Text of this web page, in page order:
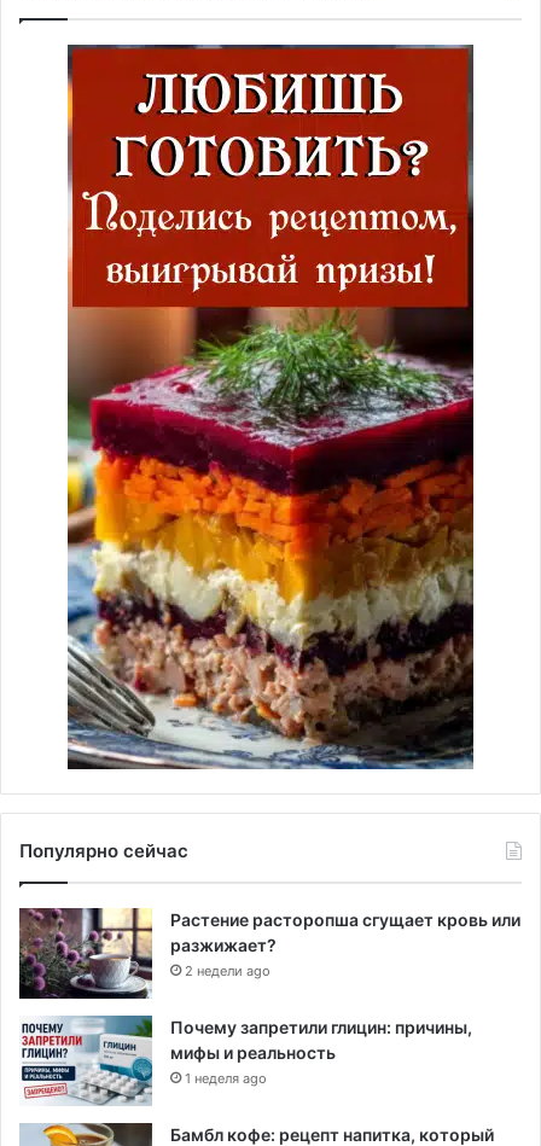
Популярно сейчас
Растение расторопша сгущает кровь или
разжижает?
2 недели ago
Почему запретили глицин: причины,
мифы и реальность
1 неделя ago
Бамбл кофе: рецепт напитка, который